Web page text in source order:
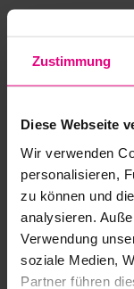
Zustimmung
Diese Webseite
Wir verwenden
personalisieren,
zu können und
analysieren.
Verwendung
soziale Medien,
Partner führen
Application error:
loading